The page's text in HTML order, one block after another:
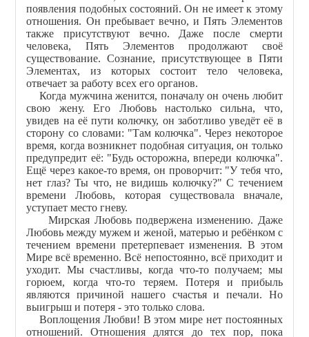
появления подобных состояний. Он не имеет к этому
отношения. Он пребывает вечно, и Пять Элементов
также присутствуют вечно. Даже после смерти
человека, Пять Элементов продолжают своё
существование. Сознание, присутствующее в Пяти
Элементах, из которых состоит тело человека,
отвечает за работу всех его органов.
Когда мужчина женится, поначалу он очень любит
свою жену. Его Любовь настолько сильна, что,
увидев на её пути колючку, он заботливо уведёт её в
сторону со словами: "Там колючка". Через некоторое
время, когда возникнет подобная ситуация, он только
предупредит её: "Будь осторожна, впереди колючка".
Ещё через какое-то время, он проворчит: "У тебя что,
нет глаз? Ты что, не видишь колючку?" С течением
времени Любовь, которая существовала вначале,
уступает место гневу.
Мирская Любовь подвержена изменению. Даже
Любовь между мужем и женой, матерью и ребёнком с
течением времени претерпевает изменения. В этом
Мире всё временно. Всё непостоянно, всё приходит и
уходит. Мы счастливы, когда что-то получаем; мы
горюем, когда что-то теряем. Потеря и прибыль
являются причиной нашего счастья и печали. Но
выигрыш и потеря - это только слова.
Воплощения Любви! В этом мире нет постоянных
отношений. Отношения длятся до тех пор, пока